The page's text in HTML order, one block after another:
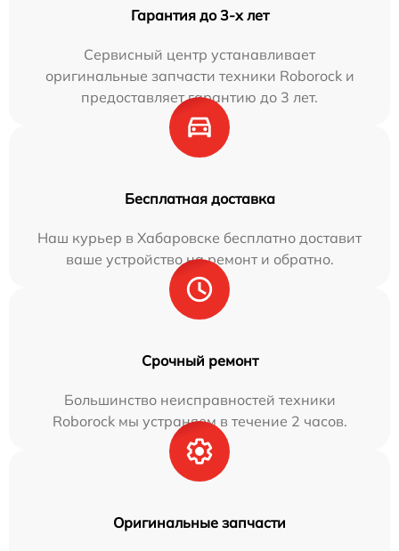
Гарантия до 3-х лет
Сервисный центр устанавливает
оригинальные запчасти техники Roborock и
предоставляет гарантию до 3 лет.
Бесплатная доставка
Наш курьер в Хабаровске бесплатно доставит
ваше устройство на ремонт и обратно.
Срочный ремонт
Большинство неисправностей техники
Roborock мы устраняем в течение 2 часов.
Оригинальные запчасти